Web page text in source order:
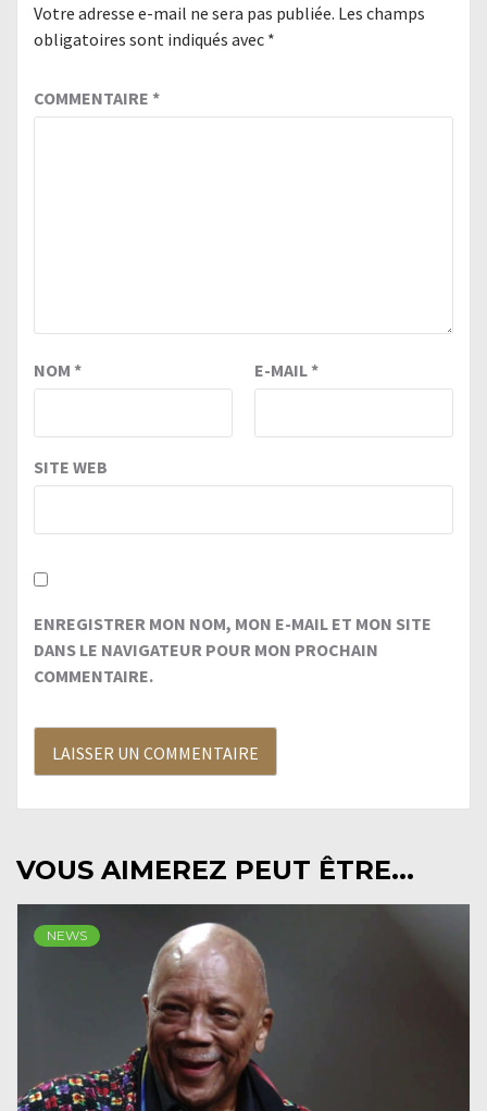
Votre adresse e-mail ne sera pas publiée. Les champs
obligatoires sont indiqués avec *
COMMENTAIRE *
NOM * E-MAIL*
SITE WEB
ENREGISTRER MON NOM, MON E-MAIL ET MON SITE
DANS LE NAVIGATEUR POUR MON PROCHAIN
COMMENTAIRE.
VOUS AIMEREZ PEUT ÊTRE...
NEWS